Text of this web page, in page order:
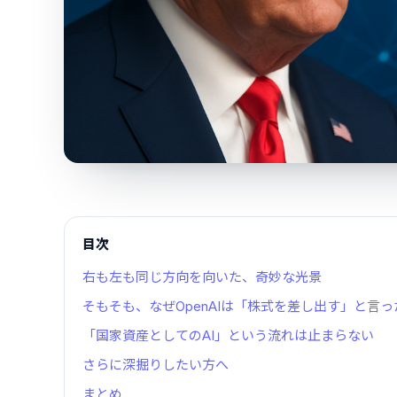
目次
右も左も同じ方向を向いた、奇妙な光景
そもそも、なぜOpenAIは「株式を差し出す」と言
「国家資産としてのAI」という流れは止まらない
さらに深掘りしたい方へ